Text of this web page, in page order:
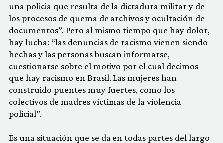
una policia que resulta de la dictadura militar y de
los procesos de quema de archivos y ocultación de
documentos”. Pero al mismo tiempo que hay dolor,
hay lucha: “las denuncias de racismo vienen siendo
hechas y las personas buscan informarse,
cuestionarse sobre el motivo por el cual decimos
que hay racismo en Brasil. Las mujeres han
construido puentes muy fuertes, como los
colectivos de madres víctimas de la violencia
policial”.
Es una situación que se da en todas partes del largo